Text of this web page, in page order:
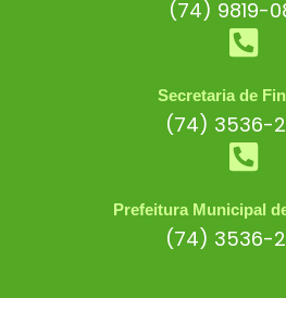
(74) 9819-
Secretaria de
(74) 3536-
Prefeitura Municipal
(74) 3536-